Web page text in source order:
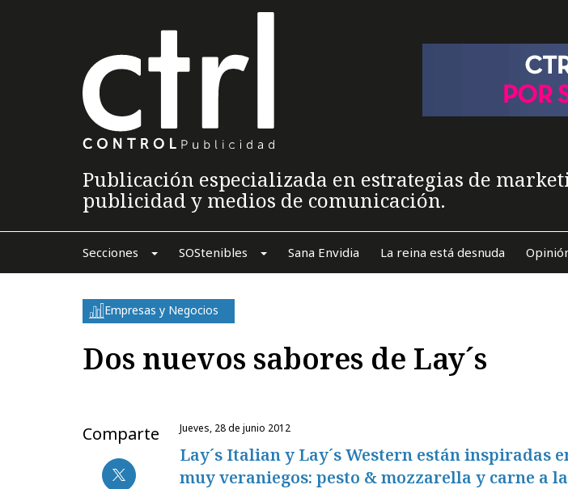
Publicación especializada en estrategias de
publicidad y medios de comunicación.
Secciones SOStenibles Sana Envidia La reina está desnuda
Empresas y Negocios
Dos nuevos sabores de Lay´s
Comparte jueves, 28 de junio 2012
Lay´s Italian y Lay´s Western están inspiradas
muy veraniegos: pesto & mozzarella y carne a